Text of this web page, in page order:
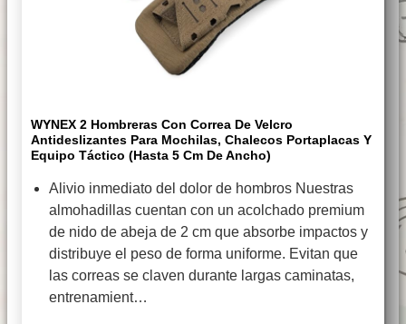
WYNEX 2 Hombreras Con Correa De Velcro
Antideslizantes Para Mochilas, Chalecos Portaplacas Y
Equipo Táctico (Hasta 5 Cm De Ancho)
Alivio inmediato del dolor de hombros Nuestras
almohadillas cuentan con un acolchado premium
de nido de abeja de 2 cm que absorbe impactos y
distribuye el peso de forma uniforme. Evitan que
las correas se claven durante largas caminatas,
entrenamient…